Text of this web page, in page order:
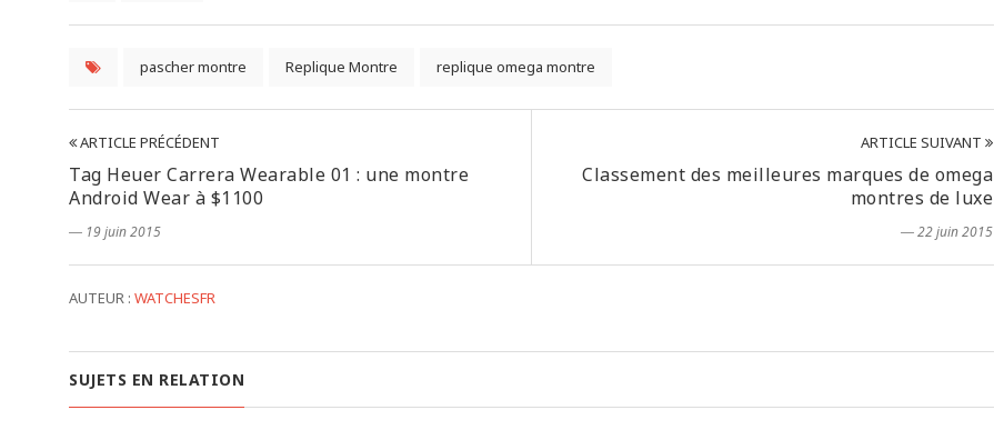
pascher montre Replique Montre replique omega montre
ARTICLE PRÉCÉDENT
Tag Heuer Carrera Wearable 01 : une montre
Android Wear à $1100
― 19 juin 2015
ARTICLE SUIVANT
Classement des meilleures marques de omega
montres de luxe
― 22 juin 2015
AUTEUR : WATCHESFR
SUJETS EN RELATION